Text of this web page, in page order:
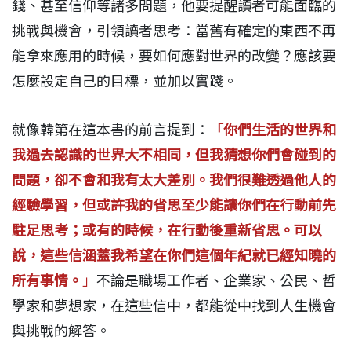
錢、甚至信仰等諸多問題，他要提醒讀者可能面臨的
挑戰與機會，引領讀者思考：當舊有確定的東西不再
能拿來應用的時候，要如何應對世界的改變？應該要
怎麼設定自己的目標，並加以實踐。
就像韓第在這本書的前言提到：
「你們生活的世界和
我過去認識的世界大不相同，但我猜想你們會碰到的
問題，卻不會和我有太大差別。我們很難透過他人的
經驗學習，但或許我的省思至少能讓你們在行動前先
駐足思考；或有的時候，在行動後重新省思。可以
說，這些信涵蓋我希望在你們這個年紀就已經知曉的
所有事情。 」 不論是職場工作者、企業家、公民、哲
學家和夢想家，在這些信中，都能從中找到人生機會
與挑戰的解答。